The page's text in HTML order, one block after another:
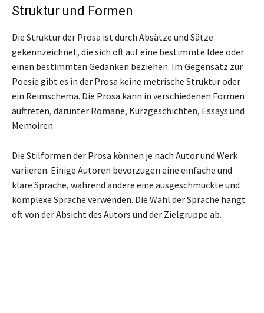
Struktur und Formen
Die Struktur der Prosa ist durch Absätze und Sätze
gekennzeichnet, die sich oft auf eine bestimmte Idee oder
einen bestimmten Gedanken beziehen. Im Gegensatz zur
Poesie gibt es in der Prosa keine metrische Struktur oder
ein Reimschema. Die Prosa kann in verschiedenen Formen
auftreten, darunter Romane, Kurzgeschichten, Essays und
Memoiren.
Die Stilformen der Prosa können je nach Autor und Werk
variieren. Einige Autoren bevorzugen eine einfache und
klare Sprache, während andere eine ausgeschmückte und
komplexe Sprache verwenden. Die Wahl der Sprache hängt
oft von der Absicht des Autors und der Zielgruppe ab.